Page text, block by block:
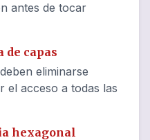
antes de tocar
de capas
eliminarse
el acceso a todas las
hexagonal